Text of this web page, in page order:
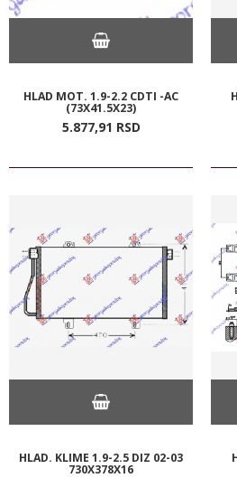
HLAD MOT. 1.9-2.2 CDTI -AC
(73X41.5X23)
5.877,91 RSD
HLAD. KLIME 1.9-2.5 DIZ 02-03
730X378X16